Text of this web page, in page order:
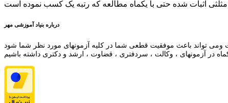
درباره بنیاد آموزشی مهر